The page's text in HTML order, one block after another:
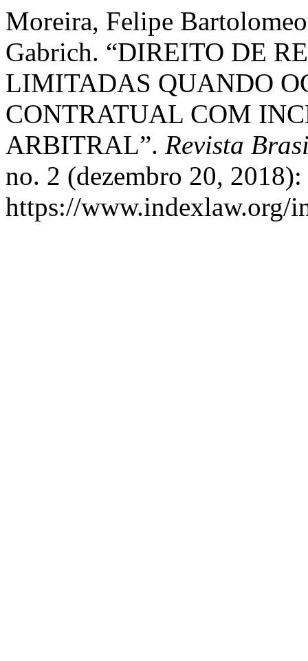
Moreira, Felipe
Gabrich. “DIREITO DE
LIMITADAS QUANDO
CONTRATUAL COM
ARBITRAL”. Revista
no. 2 (dezembro 20,
https://www.indexlaw.org/